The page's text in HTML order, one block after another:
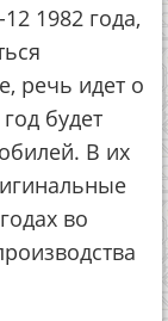
1982 года,
речь идет о
будет
В их
во